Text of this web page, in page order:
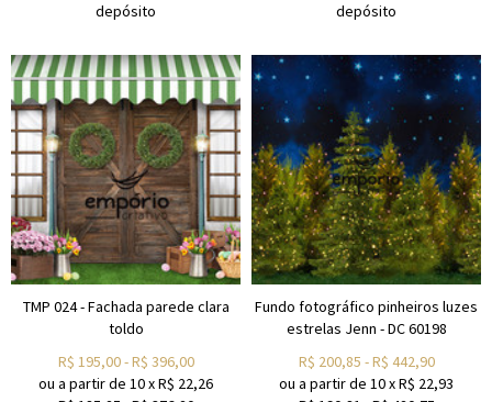
depósito
depósito
TMP 024 - Fachada parede clara
toldo
R$ 195,00-R$ 396,00
ou a partir de 10xR$ 22,26
Fundo fotográfico pinheiros luzes
estrelas Jenn - DC 60198
R$ 200,85 -R$ 442,90
ou a partir de 10xR$ 22,93